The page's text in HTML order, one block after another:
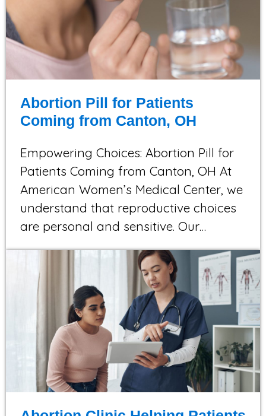
Abortion Pill for Patients
Coming from Canton, OH
Empowering Choices: Abortion Pill for
Patients Coming from Canton, OH At
American Women’s Medical Center, we
understand that reproductive choices
are personal and sensitive. Our…